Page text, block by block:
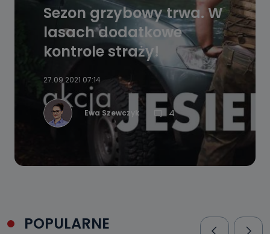
Sezon grzybowy trwa. W
lasach dodatkowe
kontrole straży!
27.09.2021 07:14
Ewa Szewczyk 4
POPULARNE